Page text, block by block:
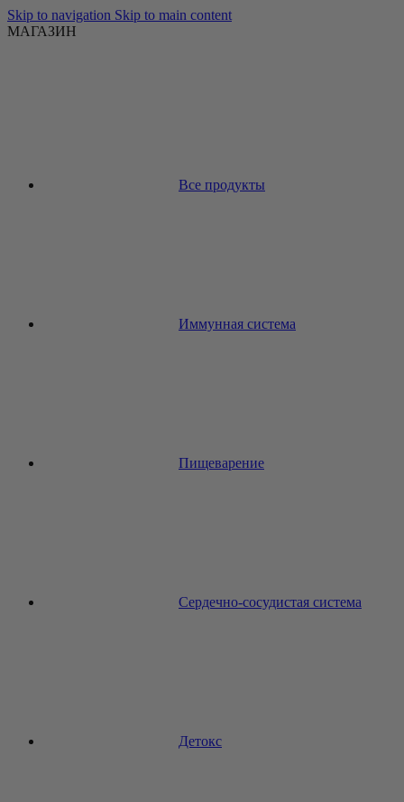
Skip to navigation Skip to main content
МАГАЗИН
Все продукты
Иммунная система
Пищеварение
Сердечно-сосудистая система
Детокс